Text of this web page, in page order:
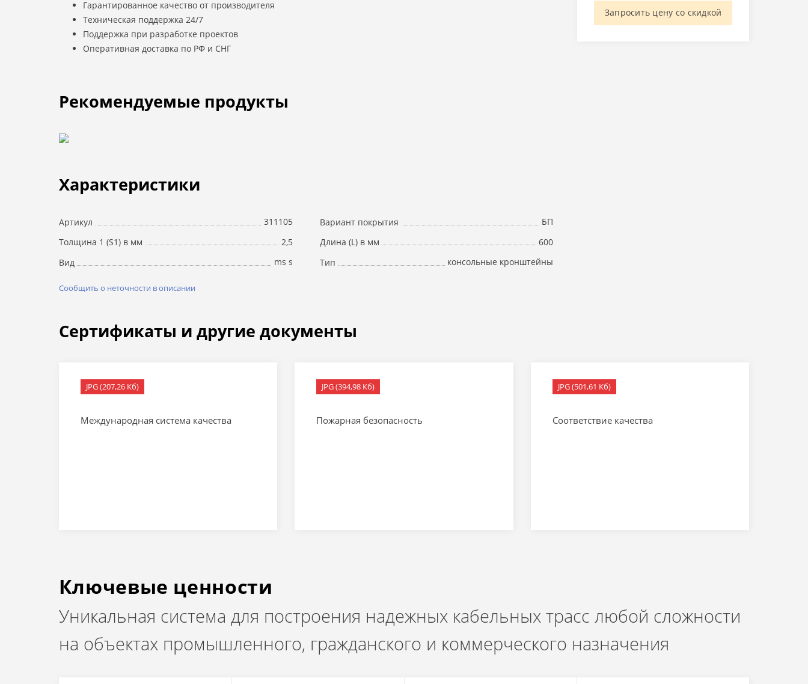
Запросить цену со скидкой
Гарантированное качество от производителя
Техническая поддержка 24/7
Поддержка при разработке проектов
Оперативная доставка по РФ и СНГ
Рекомендуемые продукты
Характеристики
Артикул 311105 Вариант покрытия
БП
Толщина 1 (S1) в мм
2,5 Длина (L) в мм
600
Вид
ms s Тип консольные кронштейны
Сообщить о неточности в описании
Сертификаты и другие документы
JPG (207,26 Кб)
Международная система качества
JPG (394,98 Кб)
Пожарная безопасность
JPG (501,61 Кб)
Соответствие качества
Ключевые ценности
Уникальная система для построения надежных кабельных трасс любой сложности
на объектах промышленного, гражданского и коммерческого назначения